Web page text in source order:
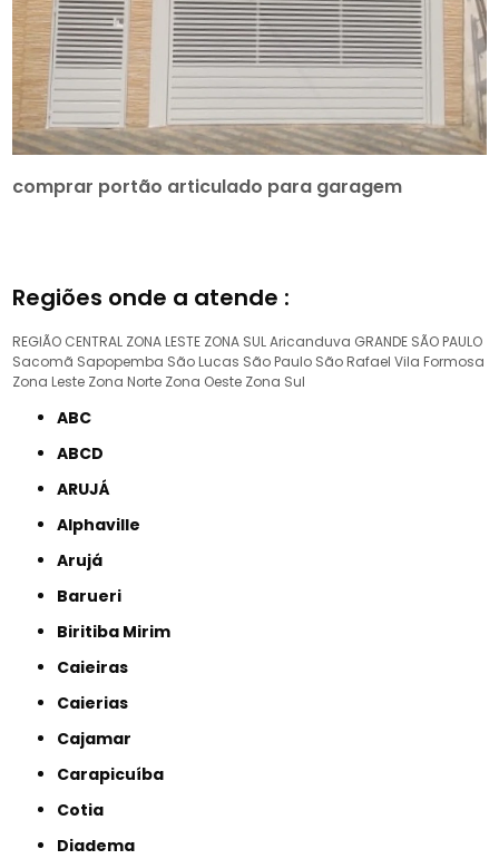
comprar portão articulado para garagem
Regiões onde a atende :
REGIÃO CENTRAL ZONA LESTE ZONA SULAricanduva GRANDE SÃO PAULO
Sacomã Sapopemba São Lucas São Paulo São Rafael Vila Formosa
Zona Leste Zona Norte Zona Oeste Zona Sul
ABC
ABCD
ARUJÁ
Alphaville
Arujá
Barueri
Biritiba Mirim
Caieiras
Caierias
Cajamar
Carapicuíba
Cotia
Diadema